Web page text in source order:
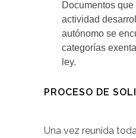
Documentos
actividad
autónomo se
categorías
ley.
PROCESO DE
Una vez reunida